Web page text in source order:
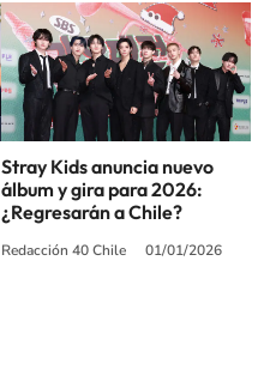
Stray Kids anuncia nuevo
álbum y gira para 2026:
¿Regresarán a Chile?
Redacción 40 Chile 01/01/2026